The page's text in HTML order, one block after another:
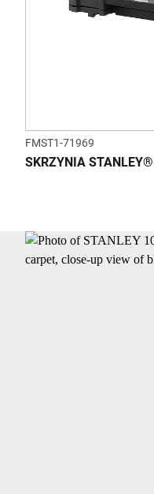
FMST1-71969
SKRZYNIA